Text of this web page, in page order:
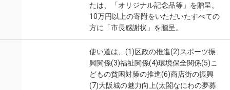
たは、「オリジナル記念品等」を贈呈。
10万円以上の寄附をいただいたすべての
方に「市長感謝状」を贈呈。
使い道は、(1)区政の推進(2)スポーツ振
興関係(3)福祉関係(4)環境保全関係(5)こ
どもの貧困対策の推進(6)商店街の振興
(7)大阪城の魅力向上(太閤なにわの夢募